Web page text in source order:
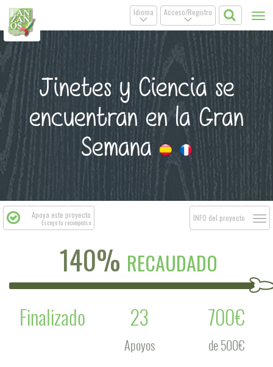
Acceso/Registro
.
Idioma
.
Jinetes y Ciencia se
encuentran en la Gran
Semana
Apoya este proyecto
Escoge tu recompensa INFO del proyecto
140% RECAUDADO
Finalizado
23
Apoyos
700€
de 500€